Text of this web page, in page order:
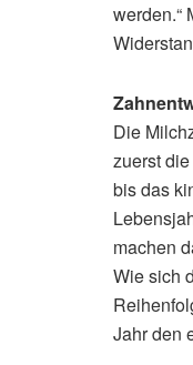
werden.“
Die
zuerst
bis das
machen
Wie sich
Jahr den